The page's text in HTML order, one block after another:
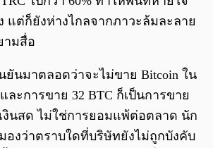
แต่ก็ยังห่างไกลจากภาวะล้มละลาย
ามสื่อ
ยันมาตลอดว่าจะไม่ขาย Bitcoin ใน
ะการขาย 32 BTC ก็เป็นการขาย
งินสด ไม่ใช่การยอมแพ้ต่อตลาด นัก
องว่าตราบใดที่บริษัทยังไม่ถูกบังคับ